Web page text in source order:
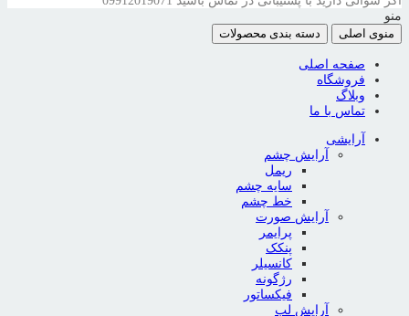
منو
منوی اصلی
دسته بندی محصولات
صفحه اصلی
فروشگاه
وبلاگ
تماس با ما
آرایشی
آرایش چشم
ریمل
سایه چشم
خط چشم
آرایش صورت
پرایمر
پنکک
کانسیلر
رژگونه
فیکساتور
آرایش لب